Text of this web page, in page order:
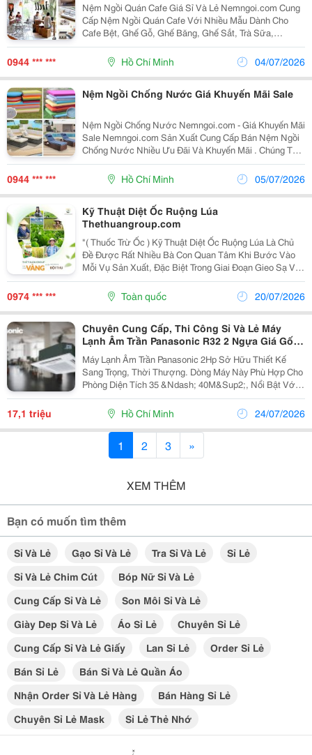
Nệm Ngồi Quán Cafe Giá Sỉ Và Lẻ Nemngoi.com Cung
Cấp Nệm Ngồi Quán Cafe Với Nhiều Mẫu Dành Cho
Cafe Bệt, Ghế Gỗ, Ghế Băng, Ghế Sắt, Trà Sữa,
Bakery, Homestay, Resort Và Chuỗi F&Amp;B. Sản
Phẩm Đa Dạng Kiểu Dáng, Kích Thước, Màu Sắc Và Độ
Dày; Có Sẵn...
0944 *** *** Hồ Chí Minh 04/07/2026
Nệm Ngồi Chống Nước Giá Khuyến Mãi Sale
Nệm Ngồi Chống Nước Nemngoi.com - Giá Khuyến Mãi
Sale Nemngoi.com Sản Xuất Cung Cấp Bán Nệm Ngồi
Chống Nước Nhiều Ưu Đãi Và Khuyến Mãi . Chúng Tôi
Bán Sỉ Và Lẻ Cho Đối Tác Khách Hàng . Cung Cấp Số
Lượng Lớn Nhỏ Giao Nhanh Tân Nơi Giọt Nước...
0944 *** *** Hồ Chí Minh 05/07/2026
Kỹ Thuật Diệt Ốc Ruộng Lúa
Thethuangroup.com
"( Thuốc Trừ Ốc ) Kỹ Thuật Diệt Ốc Ruộng Lúa Là Chủ
Đề Được Rất Nhiều Bà Con Quan Tâm Khi Bước Vào
Mỗi Vụ Sản Xuất, Đặc Biệt Trong Giai Đoạn Gieo Sạ Và
Lúa Non. Chỉ Cần Mật Độ Ốc Bươu Vàng Tăng Cao
Trong Thời Gian Ngắn, Chúng Có Thể Cắn Phá Khiến...
0974 *** *** Toàn quốc 20/07/2026
Chuyên Cung Cấp, Thi Công Sỉ Và Lẻ Máy
Lạnh Âm Trần Panasonic R32 2 Ngựa Giá Gốc
Hấp Dẫn
Máy Lạnh Âm Trần Panasonic 2Hp Sở Hữu Thiết Kế
Sang Trọng, Thời Thượng. Dòng Máy Này Phù Hợp Cho
Phòng Diện Tích 35 &Ndash; 40M&Sup2;, Nổi Bật Với
Luồng Thổi Gió 360 Độ Và Khả Năng Tiết Kiệm Điện.
Máy Lạnh Âm Trần Panasonic R32 2 Ngựa...
17,1 triệu Hồ Chí Minh 24/07/2026
1 2 3 »
XEM THÊM
Bạn có muốn tìm thêm
Sỉ Và Lẻ Gạo Sỉ Và Lẻ Tra Sỉ Và Lẻ
Sỉ Lẻ
Sỉ Và Lẻ Chim Cút
Bóp Nữ Sỉ Và Lẻ
Cung Cấp Sỉ Và Lẻ
Son Môi Sỉ Và Lẻ
Giày Dep Sỉ Và Lẻ
Áo Sỉ Lẻ
Chuyên Sỉ Lẻ
Cung Cấp Sỉ Và Lẻ Giấy
Lan Sỉ Lẻ
Order Sỉ Lẻ
Bán Sỉ Lẻ
Bán Sỉ Và Lẻ Quần Áo
Nhận Order Sỉ Và Lẻ Hàng
Bán Hàng Sỉ Lẻ
Chuyên Sỉ Lẻ Mask
Sỉ Lẻ Thẻ Nhớ